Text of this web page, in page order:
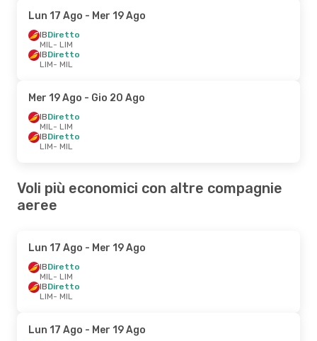
Lun 17 Ago - Mer 19 Ago
IBDiretto
MIL- LIM
IBDiretto
LIM- MIL
Mer 19 Ago - Gio 20 Ago
IBDiretto
MIL- LIM
IBDiretto
LIM- MIL
Voli più economici con altre compagnie
aeree
Lun 17 Ago - Mer 19 Ago
IBDiretto
MIL- LIM
IBDiretto
LIM- MIL
Lun 17 Ago - Mer 19 Ago